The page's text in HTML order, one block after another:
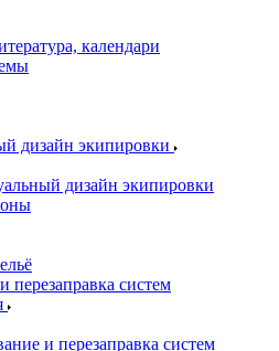
календари
дизайн экипировки
дизайн экипировки
перезаправка систем
и перезаправка систем